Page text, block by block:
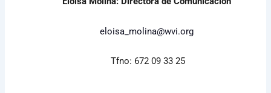
eloisa_molina@wvi.org
Tfno: 672 09 33 25